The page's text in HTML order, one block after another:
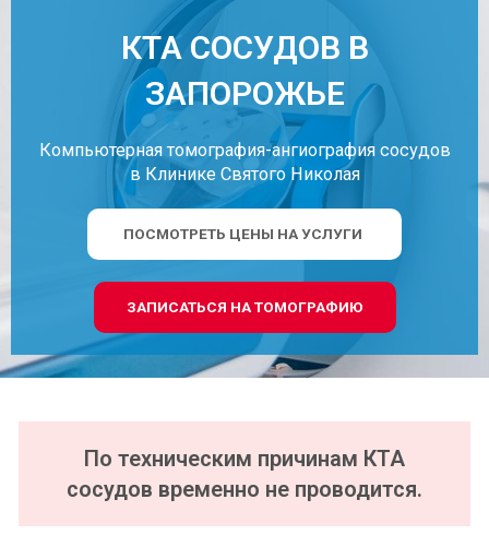
КТА СОСУДОВ В
ЗАПОРОЖЬЕ
Компьютерная томография-ангиография сосудов
в Клинике Святого Николая
ПОСМОТРЕТЬ ЦЕНЫ НА УСЛУГИ
ЗАПИСАТЬСЯ НА ТОМОГРАФИЮ
По техническим причинам КТА
сосудов временно не проводится.